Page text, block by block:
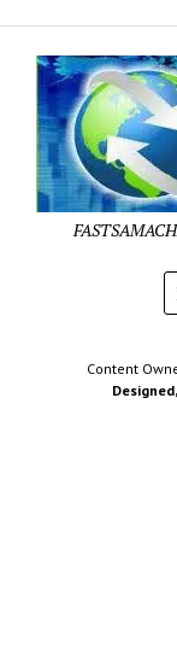
Content